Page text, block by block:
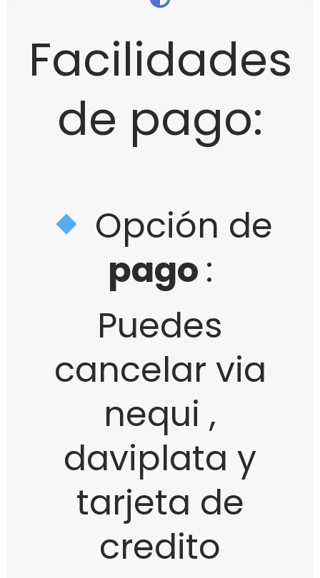
Facilidades
de pago:
Opción de
pago:
Puedes
cancelar via
nequi ,
daviplata y
tarjeta de
credito